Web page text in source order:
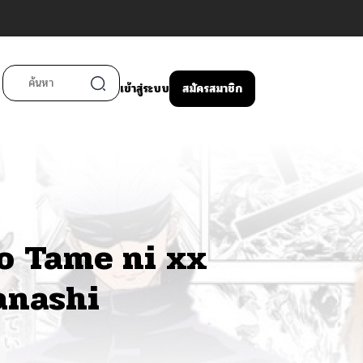
เข้าสู่ระบบ สมัครสมาชิก
Tame ni xx